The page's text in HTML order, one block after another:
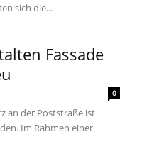
sich die...
Fassade
0
an der Poststraße ist
Im Rahmen einer